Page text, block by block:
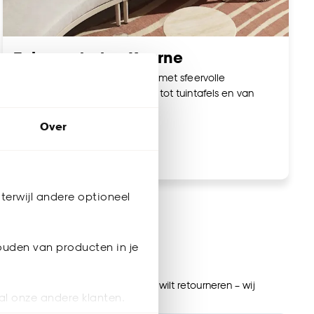
Over
andere optioneel
van producten in je
onze andere klanten.
Tuinmeubelen Kuurne
Maak jouw tuin nóg gezelliger met sfeervolle
tuinmeubelen. Van loungesets tot tuintafels en van
op maat, of een artikel wilt retourneren – wij